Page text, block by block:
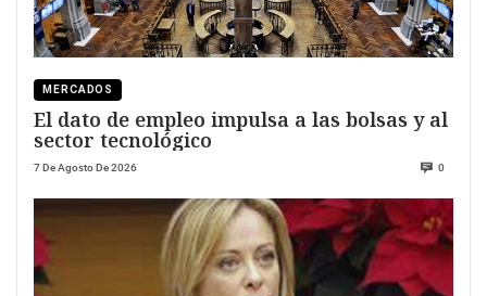
MERCADOS
El dato de empleo impulsa a las bolsas y al
sector tecnológico
7 De Agosto De 2026 0